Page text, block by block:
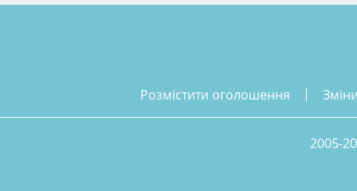
розмістити оголошення
2005-